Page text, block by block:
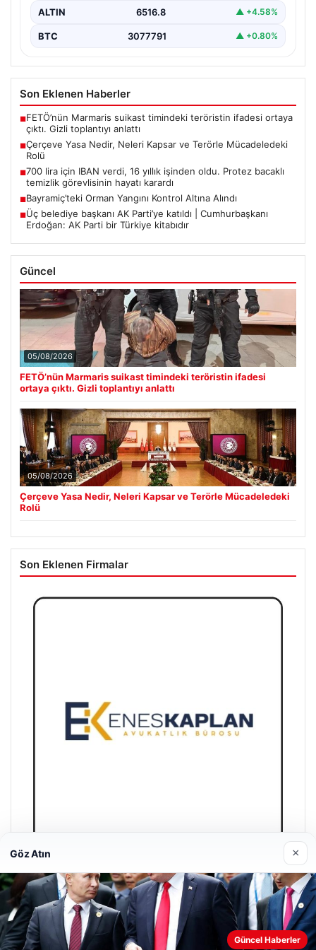
ALTIN 6516.8 ▲ +4.58%
BTC 3077791 ▲ +0.80%
Son Eklenen Haberler
■FETÖ’nün Marmaris suikast timindeki teröristin ifadesi ortaya
çıktı. Gizli toplantıyı anlattı
■Çerçeve Yasa Nedir, Neleri Kapsar ve Terörle Mücadeledeki
Rolü
■700 lira için IBAN verdi, 16 yıllık işinden oldu. Protez bacaklı
temizlik görevlisinin hayatı karardı
■Bayramiç’teki Orman Yangını Kontrol Altına Alındı
■Üç belediye başkanı AK Parti’ye katıldı | Cumhurbaşkanı
Erdoğan: AK Parti bir Türkiye kitabıdır
Güncel
05/08/2026
FETÖ’nün Marmaris suikast timindeki teröristin ifadesi
ortaya çıktı. Gizli toplantıyı anlattı
05/08/2026
Çerçeve Yasa Nedir, Neleri Kapsar ve Terörle Mücadeledeki
Rolü
Son Eklenen Firmalar
Enes Kaplan Avukatlık Bürosu
28/04/2026
Göz Atın ×
Güncel Haberler